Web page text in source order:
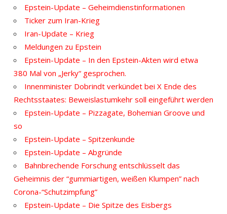
Epstein-Update – Geheimdienstinformationen
Ticker zum Iran-Krieg
Iran-Update – Krieg
Meldungen zu Epstein
Epstein-Update – In den Epstein-Akten wird etwa
380 Mal von „Jerky“ gesprochen.
Innenminister Dobrindt verkündet bei X Ende des
Rechtsstaates: Beweislastumkehr soll eingeführt werden
Epstein-Update – Pizzagate, Bohemian Groove und
so
Epstein-Update – Spitzenkunde
Epstein-Update – Abgründe
Bahnbrechende Forschung entschlüsselt das
Geheimnis der “gummiartigen, weißen Klumpen” nach
Corona-“Schutzimpfung”
Epstein-Update – Die Spitze des Eisbergs